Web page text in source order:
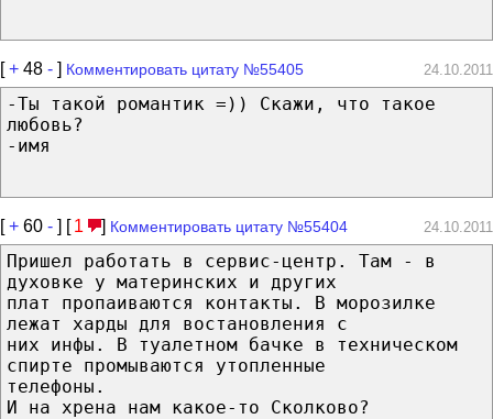
[+ 48 - ] Комментировать цитату №55405 24.10.2011
-Ты такой романтик =)) Скажи, что такое
любовь?
-имя
[+ 60 - ] [ 1 ] Комментировать цитату №55404 24.10.2011
Пришел работать в сервис-центр. Там - в
духовке у материнских и других
плат пропаиваются контакты. В морозилке
лежат харды для востановления с
них инфы. В туалетном бачке в техническом
спирте промываются утопленные
телефоны.
И на хрена нам какое-то Сколково?